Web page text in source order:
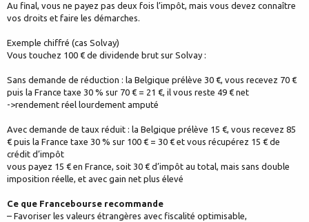
Au final, vous ne payez pas deux fois l’impôt, mais vous devez connaître
vos droits et faire les démarches.
Exemple chiffré (cas Solvay)
Vous touchez 100 € de dividende brut sur Solvay :
Sans demande de réduction : la Belgique prélève 30 €, vous recevez 70 €
puis la France taxe 30 % sur 70 € = 21 €, il vous reste 49 € net
->rendement réel lourdement amputé
Avec demande de taux réduit : la Belgique prélève 15 €, vous recevez 85
€ puis la France taxe 30 % sur 100 € = 30 € et vous récupérez 15 € de
crédit d’impôt
vous payez 15 € en France, soit 30 € d’impôt au total, mais sans double
imposition réelle, et avec gain net plus élevé
Ce que Francebourse recommande
– Favoriser les valeurs étrangères avec fiscalité optimisable,